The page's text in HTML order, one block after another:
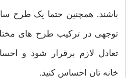
باشند. همچنین حتما یک طرح
توجهی در ترکیب طرح های
تعادل لازم برقرار شود و
خانه تان احساس کنید.